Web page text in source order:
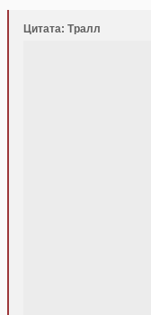
Цитата: Тралл